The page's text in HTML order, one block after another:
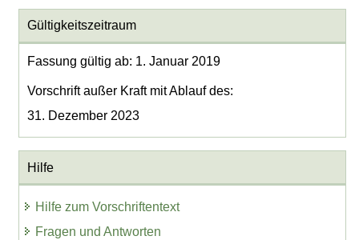
Gültigkeitszeitraum
Fassung gültig ab: 1. Januar 2019
Vorschrift außer Kraft mit Ablauf des:
31. Dezember 2023
Hilfe
Hilfe zum Vorschriftentext
Fragen und Antworten